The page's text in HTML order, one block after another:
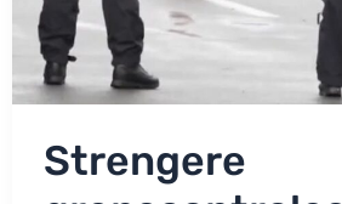
Strengere